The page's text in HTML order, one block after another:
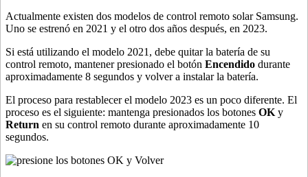
Actualmente existen dos modelos de control remoto solar Samsung.
Uno se estrenó en 2021 y el otro dos años después, en 2023.
Si está utilizando el modelo 2021, debe quitar la batería de su
control remoto, mantener presionado el botón Encendido durante
aproximadamente 8 segundos y volver a instalar la batería.
El proceso para restablecer el modelo 2023 es un poco diferente. El
proceso es el siguiente: mantenga presionados los botones OK y
Return en su control remoto durante aproximadamente 10
segundos.